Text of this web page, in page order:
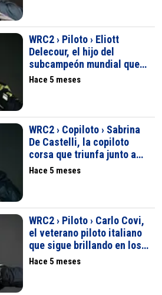
WRC2 › Piloto › Eliott
Delecour, el hijo del
subcampeón mundial que
sigue sus pasos en el WRC
Hace 5 meses
WRC2 › Copiloto › Sabrina
De Castelli, la copiloto
corsa que triunfa junto a
François Delecour en
Hace 5 meses
WRC2 › Piloto › Carlo Covi,
el veterano piloto italiano
que sigue brillando en los
rallyes del WRC
Hace 5 meses